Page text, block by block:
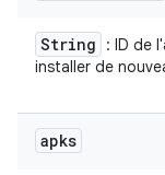
String
: ID de
installer de
apks